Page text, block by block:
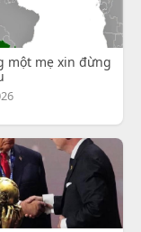
một mẹ xin đừng